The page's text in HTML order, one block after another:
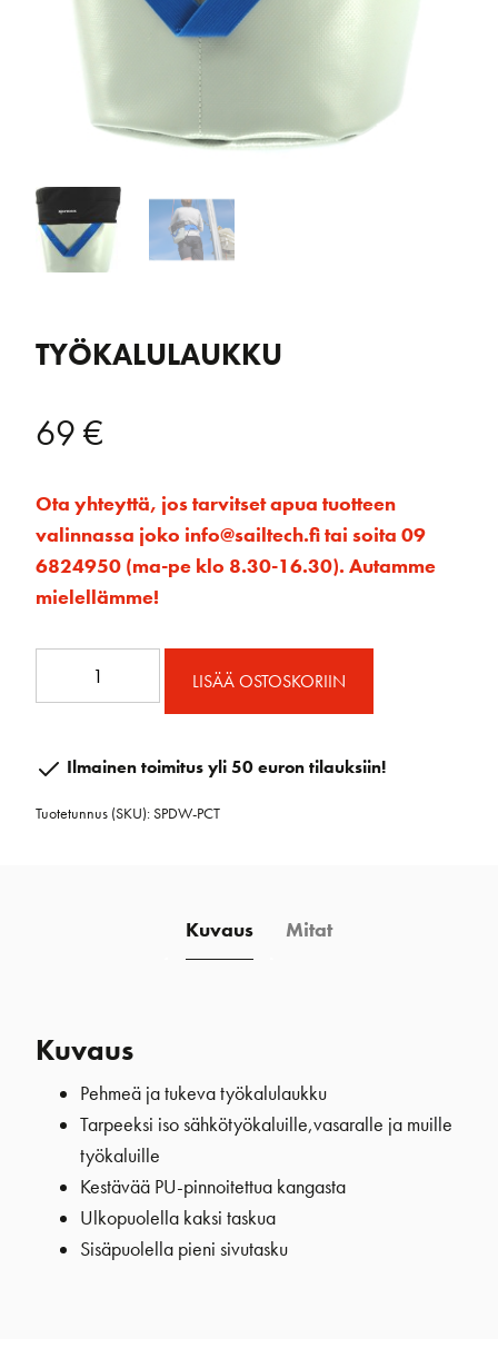
TYÖKALULAUKKU
69€
Ota yhteyttä, jos tarvitset apua tuotteen
valinnassa joko info@sailtech.fi tai soita 09
6824950 (ma-pe klo 8.30-16.30). Autamme
mielellämme!
LISÄÄ OSTOSKORIIN
Ilmainen toimitus yli 50 euron tilauksiin!
Tuotetunnus (SKU):SPDW-PCT
Kuvaus Mitat
Kuvaus
Pehmeä ja tukeva työkalulaukku
Tarpeeksi iso sähkötyökaluille,vasaralle ja muille
työkaluille
Kestävää PU-pinnoitettua kangasta
Ulkopuolella kaksi taskua
Sisäpuolella pieni sivutasku